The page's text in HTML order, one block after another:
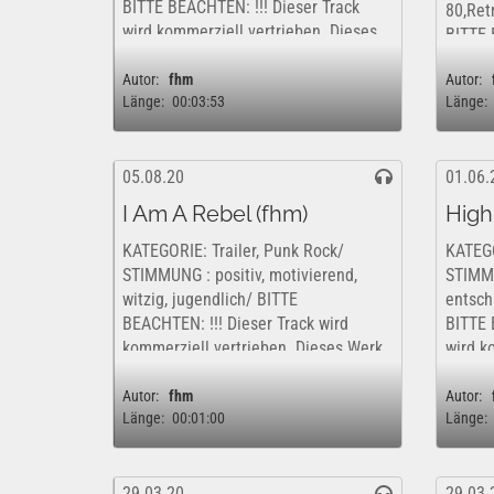
BITTE BEACHTEN: !!! Dieser Track
wird kommerziell vertrieben. Dieses
rechtlich für eine rein private,...
Autor: fhm
Länge: 00:03:53
BITTE
Werk
Autor:
Länge:
05.08.20
I Am A Rebel (fhm)
KATEGORIE: Trailer, Punk Rock/
STIMMUNG : positiv, motivierend,
witzig, jugendlich/ BITTE
BEACHTEN: !!! Dieser Track wird
kommerziell vertrieben. Dieses Werk
rechtlich für eine rein private,...
Autor: fhm
Länge: 00:01:00
BITTE
wird
Autor:
Länge: